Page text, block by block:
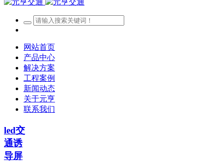
网站首页
产品中心
解决方案
工程案例
新闻动态
关于元亨
联系我们
led交
通诱
导屏